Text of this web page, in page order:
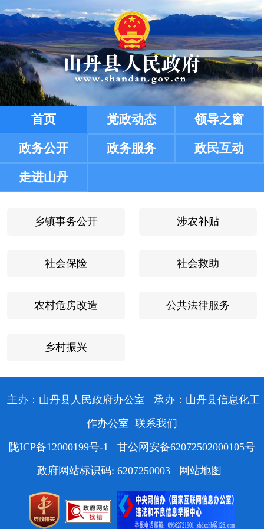
乡镇事务公开 涉农补贴
社会保险 社会救助
农村危房改造 公共法律服务
乡村振兴